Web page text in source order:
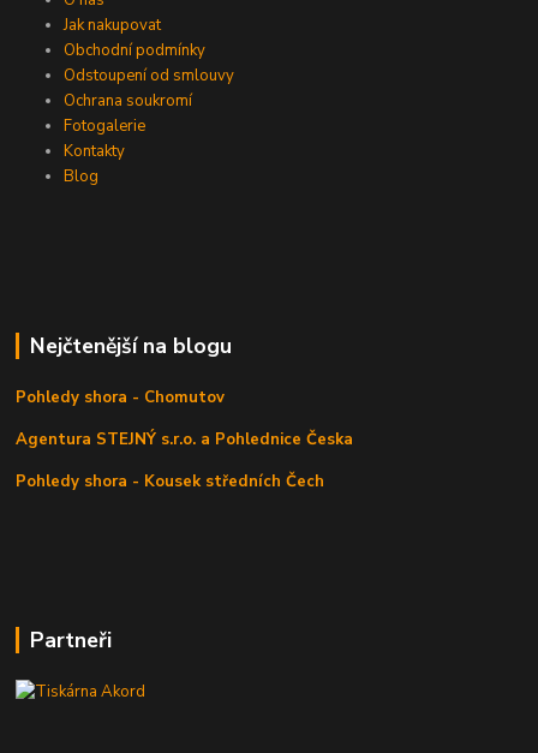
Jak nakupovat
Obchodní podmínky
Odstoupení od smlouvy
Ochrana soukromí
Fotogalerie
Kontakty
Blog
Nejčtenější na blogu
Pohledy shora - Chomutov
Agentura STEJNÝ s.r.o. a Pohlednice Česka
Pohledy shora - Kousek středních Čech
Partneři